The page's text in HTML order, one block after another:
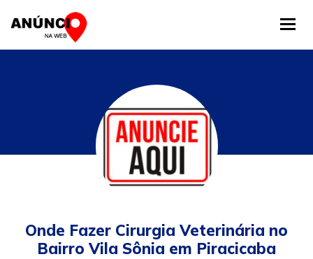
Onde Fazer Cirurgia Veterinária no
Bairro Vila Sônia em Piracicaba